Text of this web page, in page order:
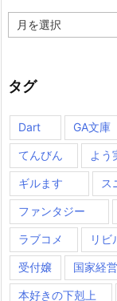
別
タグ
Dart GA文庫
てんびん よう
ギルます ス
ファンタジー
ラブコメ リビ
受付嬢 国家経営
本好きの下剋上